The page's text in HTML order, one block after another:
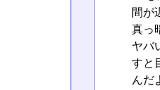
間が
真っ
ヤバ
すと
んだ